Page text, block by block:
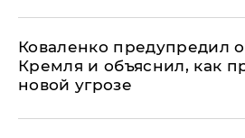
Коваленко предупредил
Кремля и объяснил, как
новой угрозе